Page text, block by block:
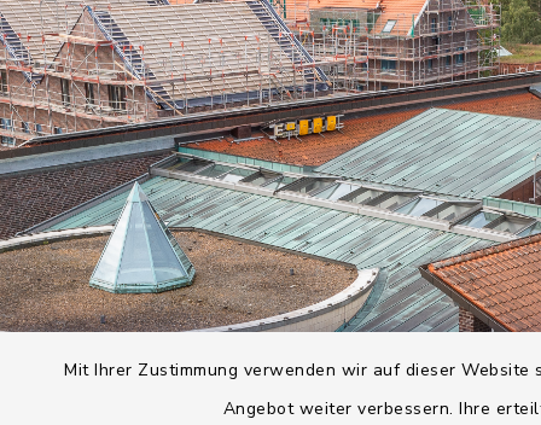
Mit Ihrer Zustimmung verwenden wir auf dieser
Angebot weiter verbessern. Ihre